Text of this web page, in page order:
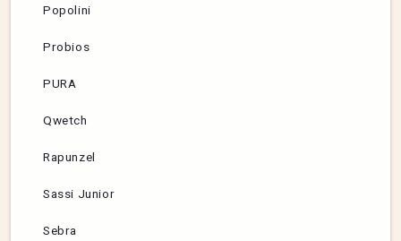
Popolini
Probios
PURA
Qwetch
Rapunzel
Sassi Junior
Sebra